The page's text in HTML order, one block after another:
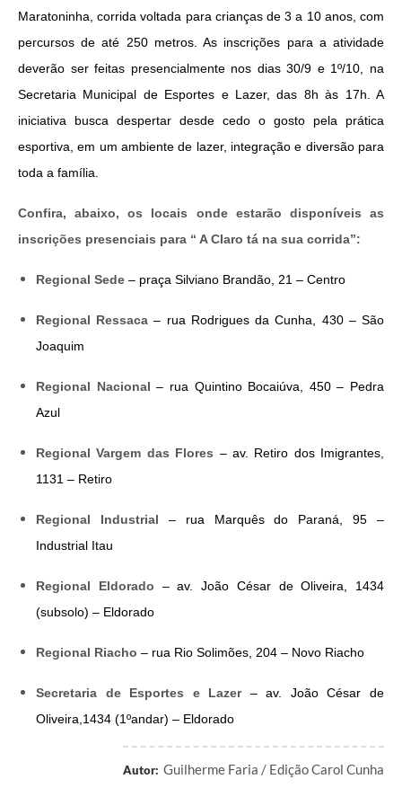
Maratoninha, corrida voltada para crianças de 3 a 10 anos, com
percursos de até 250 metros. As inscrições para a atividade
deverão ser feitas presencialmente nos dias 30/9 e 1º/10, na
Secretaria Municipal de Esportes e Lazer, das 8h às 17h. A
iniciativa busca despertar desde cedo o gosto pela prática
esportiva, em um ambiente de lazer, integração e diversão para
toda a família.
Confira, abaixo, os locais onde estarão disponíveis as
inscrições presenciais para “ A Claro tá na sua corrida”:
Regional Sede – praça Silviano Brandão, 21 – Centro
Regional Ressaca – rua Rodrigues da Cunha, 430 – São
Joaquim
Regional Nacional – rua Quintino Bocaiúva, 450 – Pedra
Azul
Regional Vargem das Flores – av. Retiro dos Imigrantes,
1131 – Retiro
Regional Industrial – rua Marquês do Paraná, 95 –
Industrial Itau
Regional Eldorado – av. João César de Oliveira, 1434
(subsolo) – Eldorado
Regional Riacho – rua Rio Solimões, 204 – Novo Riacho
Secretaria de Esportes e Lazer – av. João César de
Oliveira,1434 (1ºandar) – Eldorado
Autor: Guilherme Faria / Edição Carol Cunha